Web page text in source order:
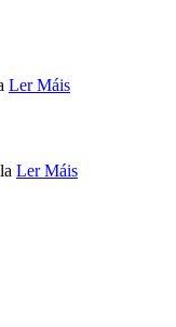
Ler Máis
Ler Máis